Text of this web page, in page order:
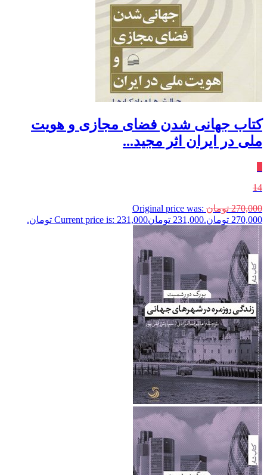
کتاب جهانی شدن فضای مجازی و هویت
ملی در ایران اثر مجید...
14
270,000 تومان Original price was:
270,000 تومان.
231,000 تومانCurrent price is: 231,000 تومان.